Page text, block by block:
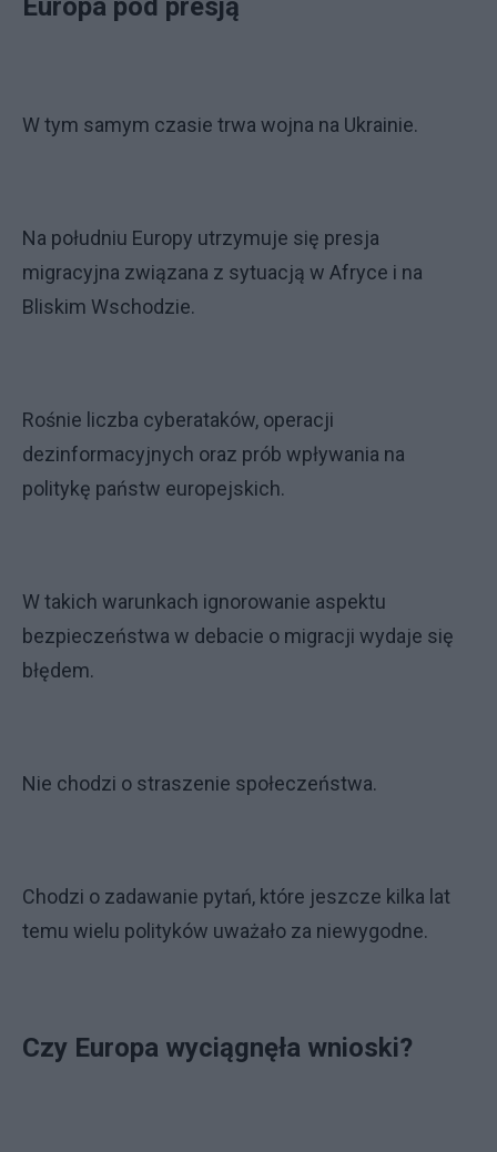
W tym samym czasie trwa wojna na Ukrainie.
Na południu Europy utrzymuje się presja
migracyjna związana z sytuacją w Afryce i na
Bliskim Wschodzie.
Rośnie liczba cyberataków, operacji
dezinformacyjnych oraz prób wpływania na
politykę państw europejskich.
W takich warunkach ignorowanie aspektu
bezpieczeństwa w debacie o migracji wydaje się
błędem.
Nie chodzi o straszenie społeczeństwa.
Chodzi o zadawanie pytań, które jeszcze kilka lat
temu wielu polityków uważało za niewygodne.
Czy Europa wyciągnęła wnioski?